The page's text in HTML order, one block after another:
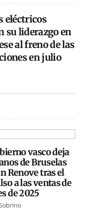
eléctricos
su liderazgo en
al freno de las
en julio
vasco deja
de Bruselas
Renove tras el
a las ventas de
de 2025